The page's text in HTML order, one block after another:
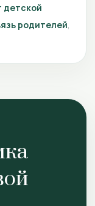
детской
родителей